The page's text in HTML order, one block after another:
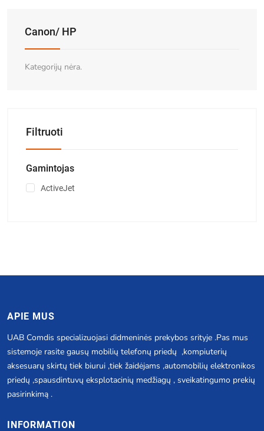
Canon/ HP
Kategorijų nėra.
Filtruoti
Gamintojas
ActiveJet
APIE MUS
UAB Comdis specializuojasi didmeninės prekybos srityje .Pas mus
sistemoje rasite gausų mobilių telefonų priedų ,kompiuterių
aksesuarų skirtų tiek biurui ,tiek žaidėjams ,automobilių elektronikos
priedų ,spausdintuvų eksplotacinių medžiagų , sveikatingumo prekių
pasirinkimą .
INFORMATION